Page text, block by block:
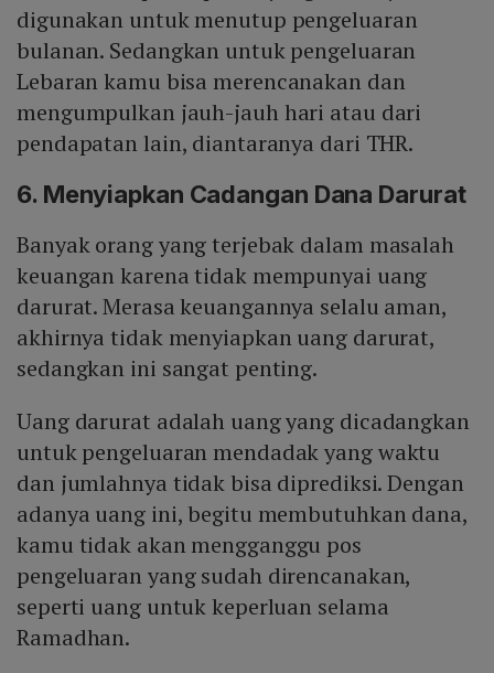
digunakan untuk menutup pengeluaran
bulanan. Sedangkan untuk pengeluaran
Lebaran kamu bisa merencanakan dan
mengumpulkan jauh-jauh hari atau dari
pendapatan lain, diantaranya dari THR.
6. Menyiapkan Cadangan Dana Darurat
Banyak orang yang terjebak dalam masalah
keuangan karena tidak mempunyai uang
darurat. Merasa keuangannya selalu aman,
akhirnya tidak menyiapkan uang darurat,
sedangkan ini sangat penting.
Uang darurat adalah uang yang dicadangkan
untuk pengeluaran mendadak yang waktu
dan jumlahnya tidak bisa diprediksi. Dengan
adanya uang ini, begitu membutuhkan dana,
kamu tidak akan mengganggu pos
pengeluaran yang sudah direncanakan,
seperti uang untuk keperluan selama
Ramadhan.